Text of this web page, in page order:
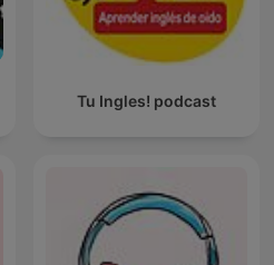
Tu Ingles! podcast